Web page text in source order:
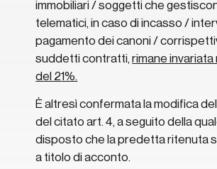
immobiliari / soggetti che
telematici, in caso di incasso /
pagamento dei canoni /
suddetti contratti,rimane invariata
del 21%.
È altresì confermata la modifica
del citato art. 4, a seguito della
disposto che la predetta ritenuta
a titolo di acconto.